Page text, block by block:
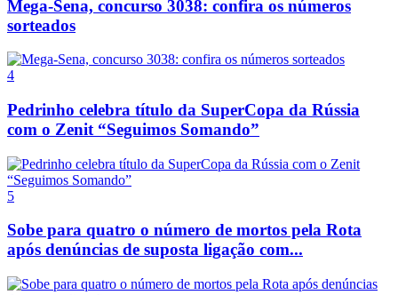
Mega-Sena, concurso 3038: confira os números
sorteados
4
Pedrinho celebra título da SuperCopa da Rússia
com o Zenit “Seguimos Somando”
5
Sobe para quatro o número de mortos pela Rota
após denúncias de suposta ligação com...